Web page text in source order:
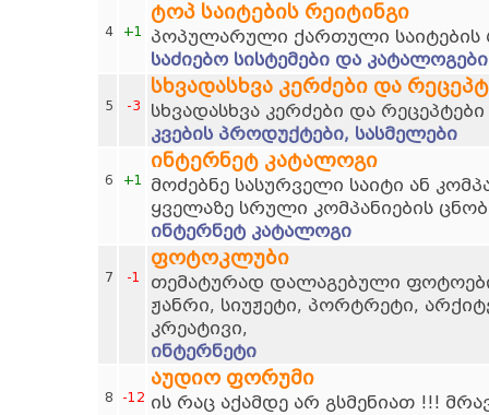
4 +1
ტოპ საიტების რეიტინგი
პოპულარული ქართული საიტების
საძიებო სისტემები და კატალოგები
5 -3
სხვადასხვა კერძები და
სხვადასხვა კერძები და რეცეპტები
კვების პროდუქტები, სასმელები
6 +1
ინტერნეტ კატალოგი
მოძებნე სასურველი საიტი ან
ყველაზე სრული კომპანიების
ინტერნეტ კატალოგი
7 -1
ფოტოკლუბი
თემატურად დალაგებული
ჟანრი, სიუჟეტი, პორტრეტი,
კრეატივი,
ინტერნეტი
8 -12
აუდიო ფორუმი
ის რაც აქამდე არ გსმენიათ !!!